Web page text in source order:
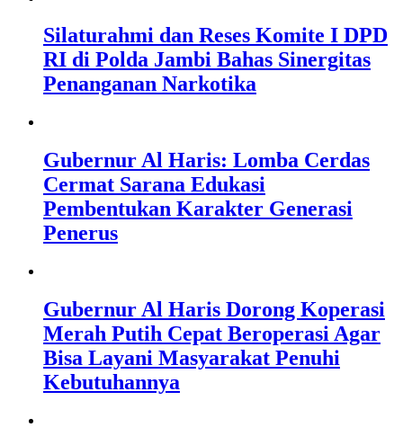
Silaturahmi dan Reses Komite I DPD
RI di Polda Jambi Bahas Sinergitas
Penanganan Narkotika
Gubernur Al Haris: Lomba Cerdas
Cermat Sarana Edukasi
Pembentukan Karakter Generasi
Penerus
Gubernur Al Haris Dorong Koperasi
Merah Putih Cepat Beroperasi Agar
Bisa Layani Masyarakat Penuhi
Kebutuhannya